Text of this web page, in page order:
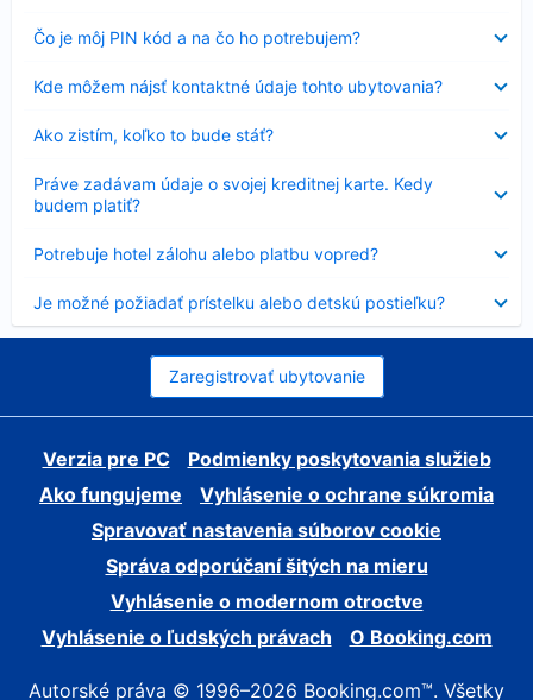
Čo je môj PIN kód a na čo ho potrebujem?
Nezobrazuje
sa
Kde môžem nájsť kontaktné údaje tohto ubytovania?
sa
Ako zistím, koľko to bude stáť?
sa
Práve zadávam údaje o svojej kreditnej karte. Kedy
budem platiť?
sa
Potrebuje hotel zálohu alebo platbu vopred?
sa
Je možné požiadať prístelku alebo detskú postieľku?
sa
Zaregistrovať ubytovanie
Verzia pre PC
Podmienky poskytovania služieb
Ako fungujeme
Vyhlásenie o ochrane súkromia
Spravovať nastavenia súborov cookie
Správa odporúčaní šitých na mieru
Vyhlásenie o modernom otroctve
Vyhlásenie o ľudských právach
O Booking.com
Autorské práva © 1996–2026 Booking.com™. Všetky